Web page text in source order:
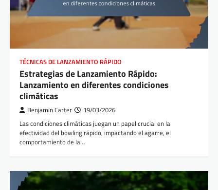
TÉCNICAS DE LANZAMIENTO RÁPIDO
Estrategias de Lanzamiento Rápido:
Lanzamiento en diferentes condiciones
climáticas
Benjamin Carter 19/03/2026
Las condiciones climáticas juegan un papel crucial en la
efectividad del bowling rápido, impactando el agarre, el
comportamiento de la…